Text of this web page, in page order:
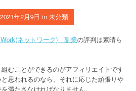
2021年2月9日 in 未分類
ネットワーク) 副業の評判は素晴ら
むことができるのがアフィリエイトです
思われるのなら、それに応じた頑張りや
満たさなければなりません。